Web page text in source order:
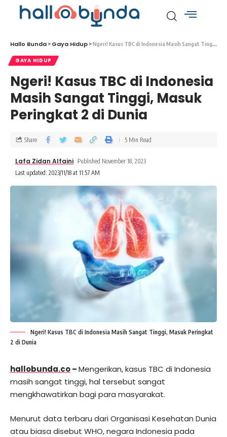
Hallo Bunda > Gaya Hidup >Ngeri! Kasus TBC di Indonesia Masih Sangat Tinggi, Masuk Peringkat 2 di Dunia
GAYA HIDUP
Ngeri! Kasus TBC di Indonesia
Masih Sangat Tinggi, Masuk
Peringkat 2 di Dunia
Last updated: 2023/11/18 at 11:57 AM
Lafa Zidan Alfaini Published November 18, 2023
Share 5 Min Read
Ngeri! Kasus TBC di Indonesia Masih Sangat Tinggi, Masuk Peringkat
2 di Dunia
hallobunda.co–Mengerikan, kasus TBC di Indonesia
masih sangat tinggi, hal tersebut sangat
mengkhawatirkan bagi para masyarakat.
Menurut data terbaru dari Organisasi Kesehatan Dunia
atau biasa disebut WHO, negara Indonesia pada